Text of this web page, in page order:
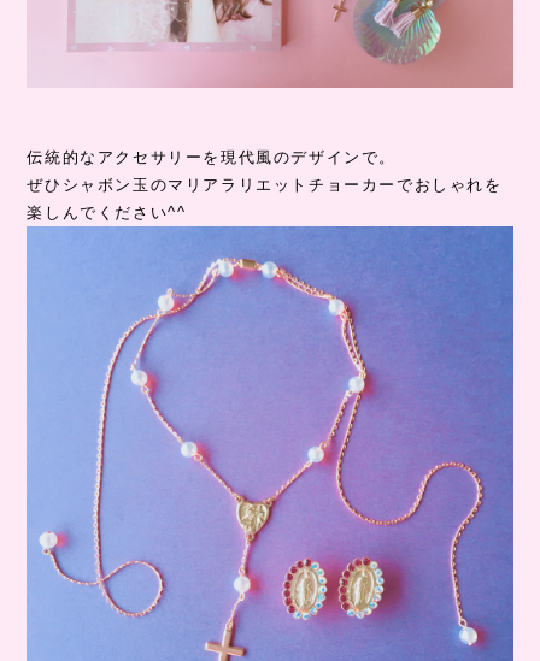
伝統的なアクセサリーを現代風のデザインで。
ぜひシャボン玉のマリアラリエットチョーカーでおしゃれを
楽しんでください^^